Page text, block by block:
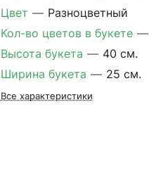
Цвет — Разноцветный
Кол-во цветов в букете —
Высота букета — 40 см.
Ширина букета — 25 см.
Все характеристики